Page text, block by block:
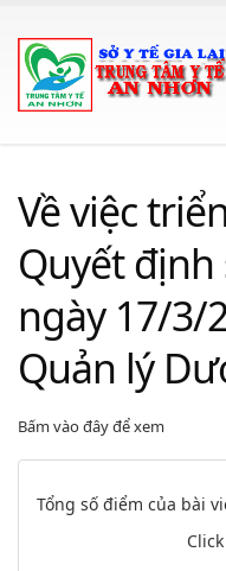
Về việc
Quyết định
ngày 17/3/
Quản lý
Bấm vào đây để xem
Tổng số điểm của bài